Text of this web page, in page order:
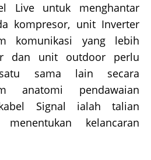
Live untuk menghantar
kompresor, unit Inverter
komunikasi yang lebih
dan unit outdoor perlu
sama lain secara
anatomi pendawaian
Signal ialah talian
kelancaran